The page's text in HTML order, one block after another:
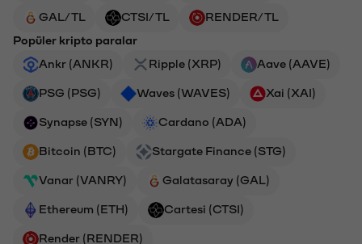
GAL/TL CTSI/TL
RENDER/TL
Popüler kripto paralar
Ankr (ANKR)
Ripple (XRP) Aave (AAVE)
PSG (PSG) Waves (WAVES) Xai (XAI)
Synapse (SYN) Cardano (ADA)
Bitcoin (BTC) Stargate Finance (STG)
Vanar (VANRY) Galatasaray (GAL)
Ethereum (ETH) Cartesi (CTSI)
Render (RENDER)